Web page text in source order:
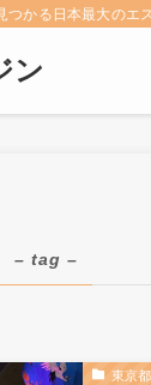
かる日本最大のエ
ン
– tag –
東京